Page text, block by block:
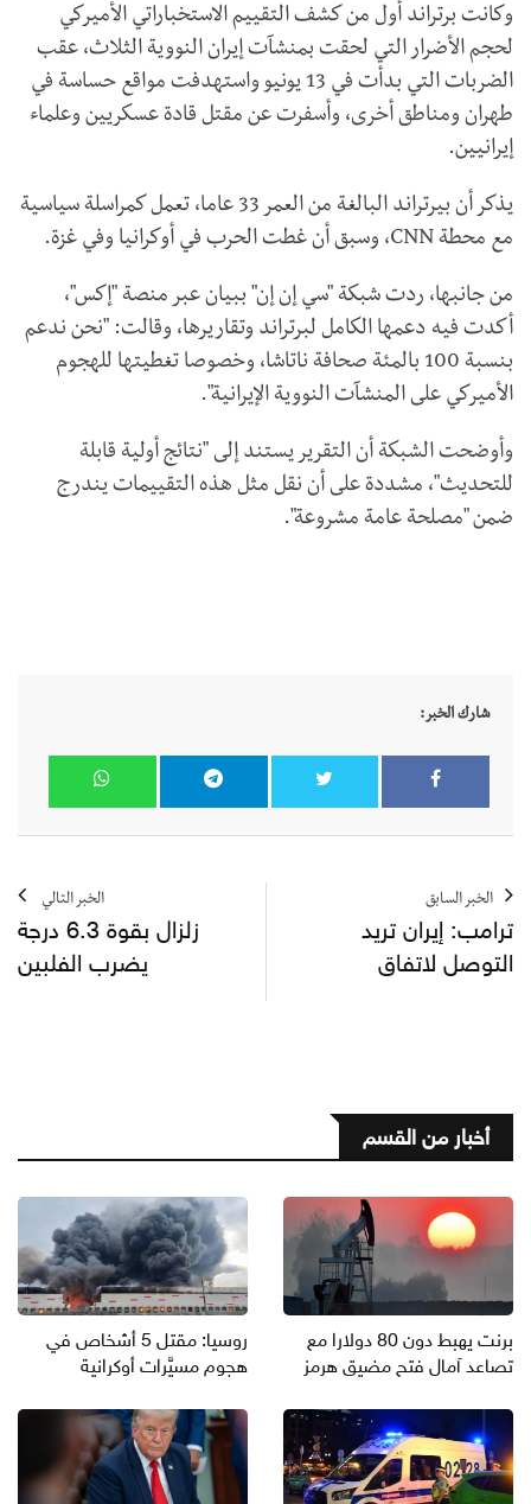
وكانت برتراند أول من كشف التقييم الاستخباراتي الأميركي
لحجم الأضرار التي لحقت بمنشآت إيران النووية الثلاث، عقب
الضربات التي بدأت في 13 يونيو واستهدفت مواقع حساسة في
طهران ومناطق أخرى، وأسفرت عن مقتل قادة عسكريين وعلماء
إيرانيين.
يذكر أن بيرتراند البالغة من العمر 33 عاما، تعمل كمراسلة سياسية
مع محطة CNN، وسبق أن غطت الحرب في أوكرانيا وفي غزة.
من جانبها، ردت شبكة "سي إن إن" ببيان عبر منصة "إكس"،
أكدت فيه دعمها الكامل لبرتراند وتقاريرها، وقالت: "نحن ندعم
بنسبة 100 بالمئة صحافة ناتاشا، وخصوصا تغطيتها للهجوم
الأميركي على المنشآت النووية الإيرانية".
وأوضحت الشبكة أن التقرير يستند إلى "نتائج أولية قابلة
للتحديث"، مشددة على أن نقل مثل هذه التقييمات يندرج
ضمن "مصلحة عامة مشروعة".
شارك الخبر:
الخبر السابق
ترامب: إيران تريد
التوصل لاتفاق
الخبر التالي
زلزال بقوة 6.3 درجة
يضرب الفلبين
أخبار من القسم
برنت يهبط دون 80 دولارا مع
تصاعد آمال فتح مضيق هرمز
روسيا: مقتل 5 أشخاص في
هجوم مسيَّرات أوكرانية